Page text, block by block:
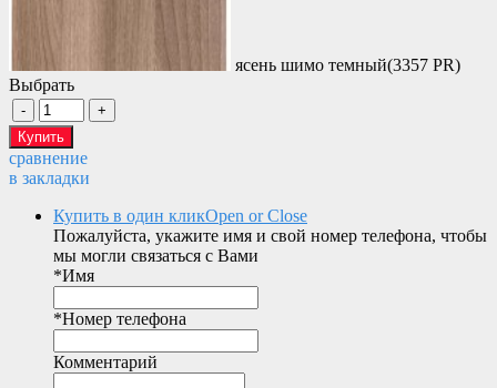
ясень шимо темный(3357 PR)
Выбрать
сравнение
в закладки
Купить в один кликOpen or Close
Пожалуйста, укажите имя и свой номер телефона, чтобы
мы могли связаться с Вами
*Имя
*Номер телефона
Комментарий